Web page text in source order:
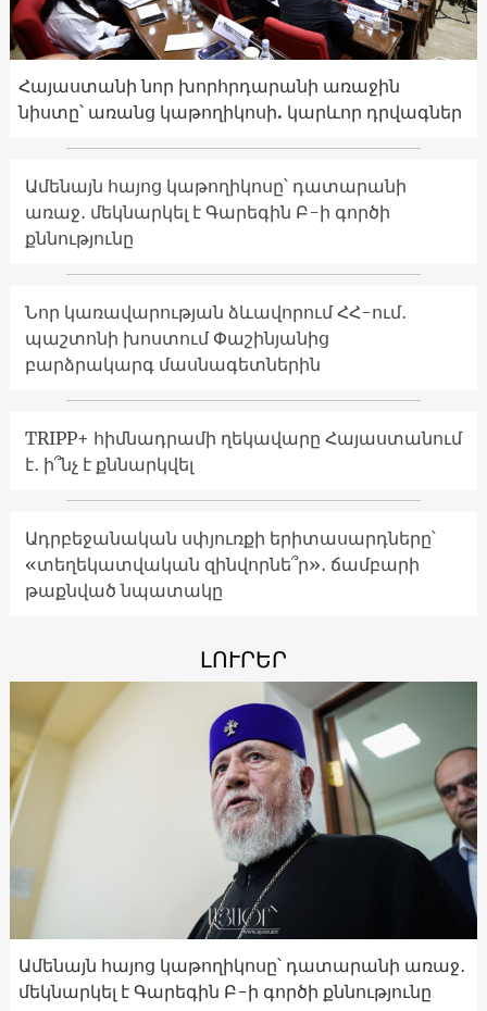
Հայաստանի նոր խորհրդարանի առաջին
նիստը՝ առանց կաթողիկոսի. կարևոր դրվագներ
Ամենայն հայոց կաթողիկոսը՝ դատարանի
առաջ․ մեկնարկել է Գարեգին Բ-ի գործի
քննությունը
Նոր կառավարության ձևավորում ՀՀ-ում․
պաշտոնի խոստում Փաշինյանից
բարձրակարգ մասնագետներին
TRIPP+ հիմնադրամի ղեկավարը Հայաստանում
է․ ի՞նչ է քննարկվել
Ադրբեջանական սփյուռքի երիտասարդները՝
«տեղեկատվական զինվորնե՞ր»․ ճամբարի
թաքնված նպատակը
ԼՈՒՐԵՐ
Ամենայն հայոց կաթողիկոսը՝ դատարանի առաջ․
մեկնարկել է Գարեգին Բ-ի գործի քննությունը